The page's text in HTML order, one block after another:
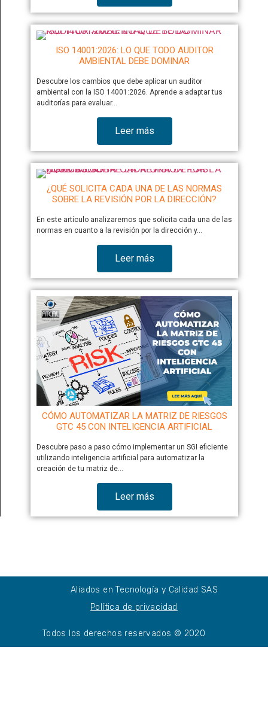
ISO 14001:2026: LO QUE TODO AUDITOR
AMBIENTAL DEBE DOMINAR
Descubre los cambios que debe aplicar un auditor
ambiental con la ISO 14001:2026. Aprende a adaptar tus
auditorías para evaluar…
Leer más
¿QUÉ SOLICITA CADA UNA DE LAS NORMAS
SOBRE LA REVISIÓN POR LA DIRECCIÓN?
En este artículo analizaremos que solicita cada una de las
normas en cuanto a la revisión por la dirección y…
Leer más
CÓMO AUTOMATIZAR LA MATRIZ DE RIESGOS
GTC 45 CON INTELIGENCIA ARTIFICIAL
Descubre paso a paso cómo implementar un SGI eficiente
utilizando inteligencia artificial para automatizar la
creación de tu matriz de…
Leer más
Aliados en Tecnología y Calidad SAS
Política de privacidad
Todos los derechos reservados © 2020